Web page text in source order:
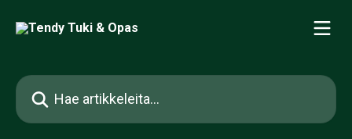
Hae artikkeleita...